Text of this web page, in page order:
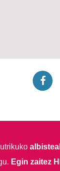
Egin zaitez